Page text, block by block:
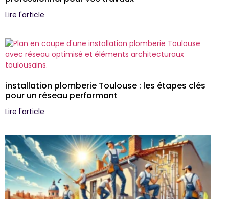
Lire l'article
installation plomberie Toulouse : les étapes clés
pour un réseau performant
Lire l'article